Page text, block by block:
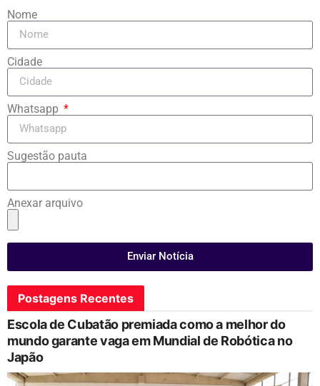
Nome
Cidade
Whatsapp
Sugestão pauta
Anexar arquivo
Enviar Notícia
Postagens Recentes
Escola de Cubatão premiada como a melhor do
mundo garante vaga em Mundial de Robótica no
Japão